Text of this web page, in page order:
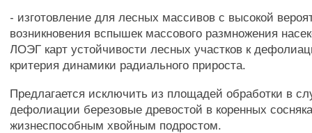
- изготовление для лесных массивов с высокой
возникновения вспышек массового размножения
ЛОЭГ карт устойчивости лесных участков к
критерия динамики радиального прироста.
Предлагается исключить из площадей обработки в
дефолиации березовые древостой в коренных
жизнеспособным хвойным подростом.